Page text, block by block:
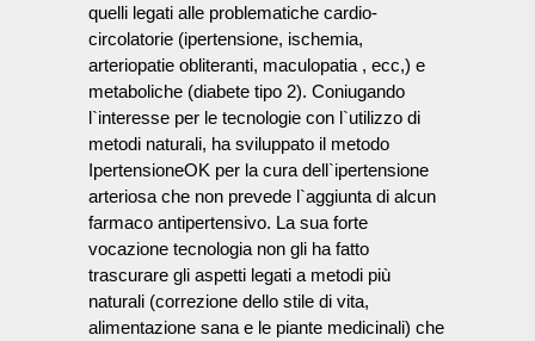
quelli legati alle problematiche cardio-
circolatorie (ipertensione, ischemia,
arteriopatie obliteranti, maculopatia , ecc,) e
metaboliche (diabete tipo 2). Coniugando
l`interesse per le tecnologie con l`utilizzo di
metodi naturali, ha sviluppato il metodo
IpertensioneOK per la cura dell`ipertensione
arteriosa che non prevede l`aggiunta di alcun
farmaco antipertensivo. La sua forte
vocazione tecnologia non gli ha fatto
trascurare gli aspetti legati a metodi più
naturali (correzione dello stile di vita,
alimentazione sana e le piante medicinali) che